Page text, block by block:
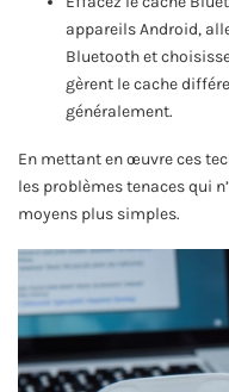
appareils Android,
Bluetooth et
gèrent le cache
généralement.
En mettant en œuvre ces
les problèmes tenaces qui
moyens plus simples.